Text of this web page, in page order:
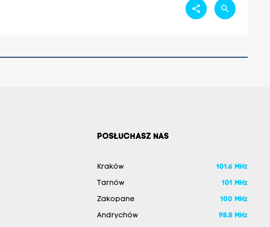
share search
POSŁUCHASZ NAS
Kraków 101.6 MHz
Tarnów 101 MHz
Zakopane 100 MHz
Andrychów 98.8 MHz